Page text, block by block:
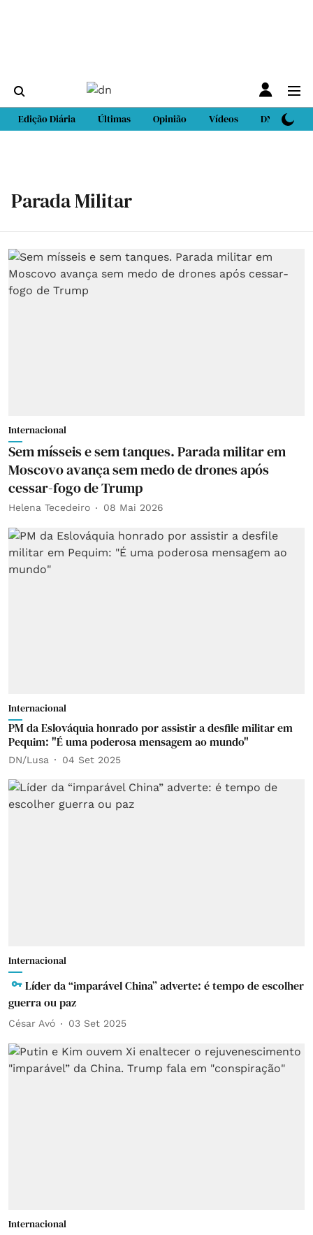
Edição Diária Últimas Opinião Vídeos DN Sport
Parada Militar
Internacional
Sem mísseis e sem tanques. Parada militar em
Moscovo avança sem medo de drones após
cessar-fogo de Trump
Helena Tecedeiro 08 Mai 2026
Internacional
PM da Eslováquia honrado por assistir a desfile militar em
Pequim: "É uma poderosa mensagem ao mundo"
DN/Lusa 04 Set 2025
Internacional
Líder da “imparável China” adverte: é tempo de escolher
guerra ou paz
César Avó 03 Set 2025
Internacional